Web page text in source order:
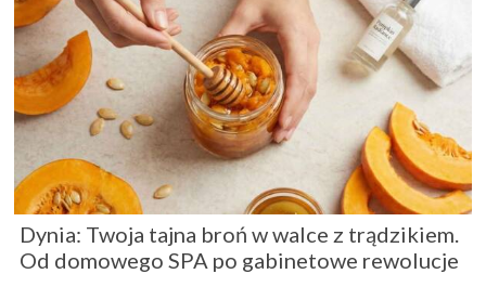
Dynia: Twoja tajna broń w walce z trądzikiem.
Od domowego SPA po gabinetowe rewolucje